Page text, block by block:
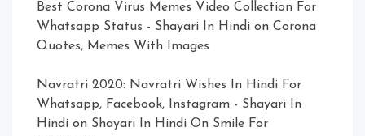
Best Corona Virus Memes Video Collection For
Whatsapp Status - Shayari In Hindi on Corona
Quotes, Memes With Images
Navratri 2020: Navratri Wishes In Hindi For
Whatsapp, Facebook, Instagram - Shayari In
Hindi on Shayari In Hindi On Smile For